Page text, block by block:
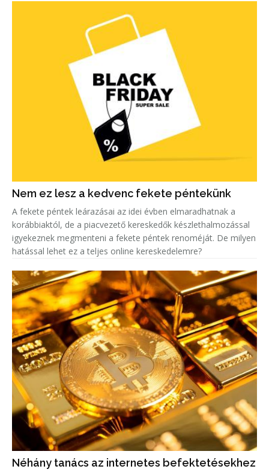
Nem ez lesz a kedvenc fekete péntekünk
A fekete péntek leárazásai az idei évben elmaradhatnak a
korábbiaktól, de a piacvezető kereskedők készlethalmozással
igyekeznek megmenteni a fekete péntek renoméját. De milyen
hatással lehet ez a teljes online kereskedelemre?
Néhány tanács az internetes befektetésekhez